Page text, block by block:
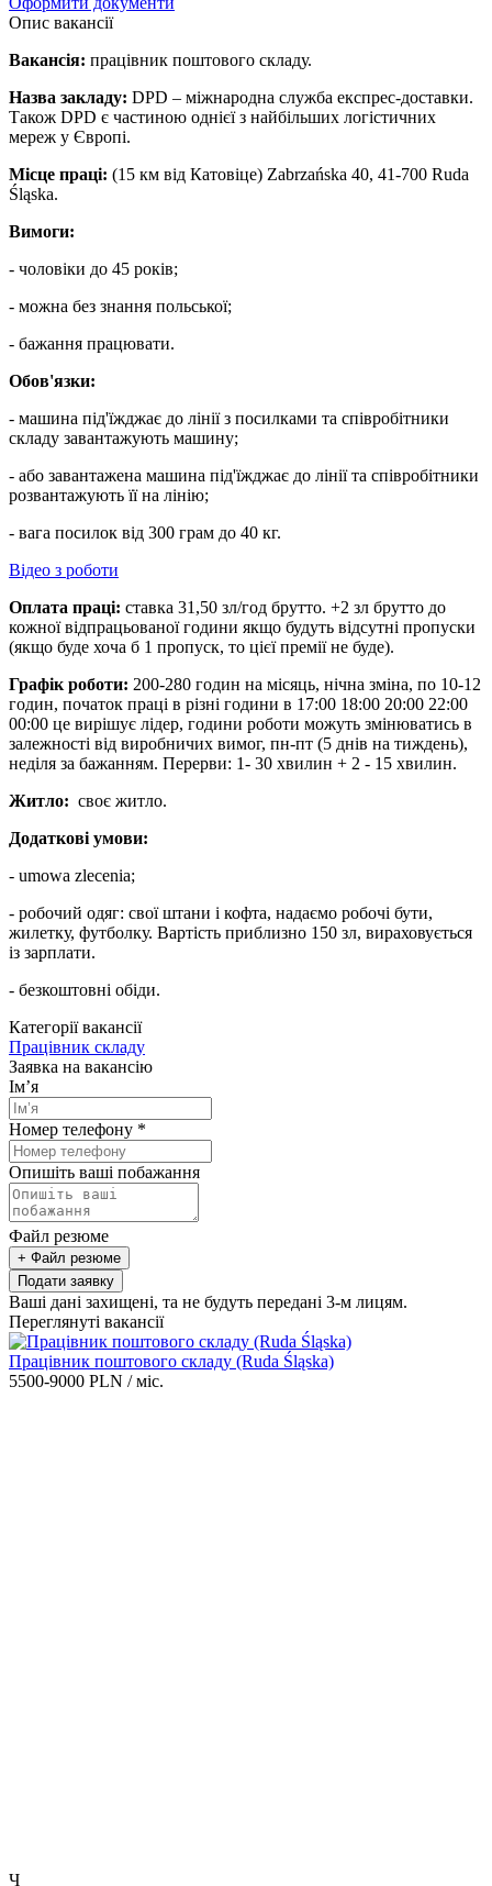
Опис вакансії
Вакансія: працівник поштового складу.
Назва закладу: DPD – міжнародна служба експрес-доставки.
Також DPD є частиною однієї з найбільших логістичних
мереж у Європі.
Місце праці: (15 км від Катовіце) Zabrzańska 40, 41-700 Ruda
Śląska.
Вимоги:
- чоловіки до 45 років;
- можна без знання польської;
- бажання працювати.
Обов'язки:
- машина під'їжджає до лінії з посилками та співробітники
складу завантажують машину;
- або завантажена машина під'їжджає до лінії та співробітники
розвантажують її на лінію;
- вага посилок від 300 грам до 40 кг.
Відео з роботи
Оплата праці: ставка 31,50 зл/год брутто. +2 зл брутто до
кожної відпрацьованої години якщо будуть відсутні пропуски
(якщо буде хоча б 1 пропуск, то цієї премії не буде).
Графік роботи: 200-280 годин на місяць, нічна зміна, по 10-12
годин, початок праці в різні години в 17:00 18:00 20:00 22:00
00:00 це вирішує лідер, години роботи можуть змінюватись в
залежності від виробничих вимог, пн-пт (5 днів на тиждень),
неділя за бажанням. Перерви: 1- 30 хвилин + 2 - 15 хвилин.
Житло: своє житло.
Додаткові умови:
- umowa zlecenia;
- робочий одяг: свої штани і кофта, надаємо робочі бути,
жилетку, футболку. Вартість приблизно 150 зл, вираховується
із зарплати.
- безкоштовні обіди.
Категорії вакансії
Працівник складу
Заявка на вакансію
Ім’я
Номер телефону *
Опишіть ваші побажання
Файл резюме
+ Файл резюме
Подати заявку
Ваші дані захищені, та не будуть передані 3-м лицям.
Переглянуті вакансії
Працівник поштового складу (Ruda Śląska)
5500-9000 PLN / міс.
Ч